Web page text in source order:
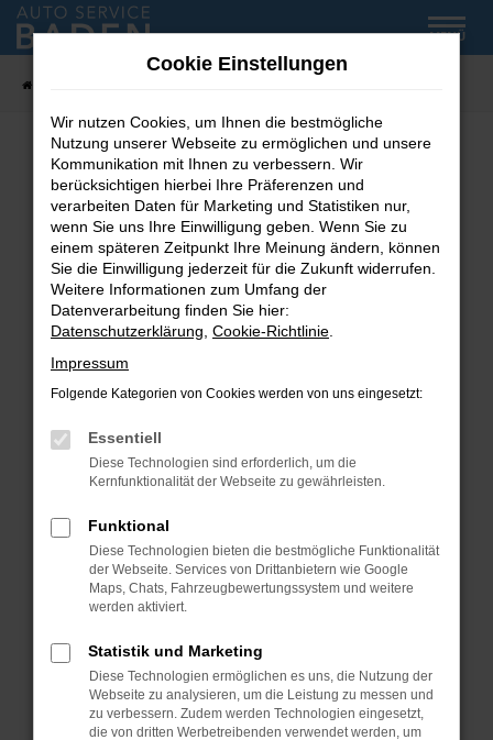
Zum
Hauptinhalt
MENÜ
Fehler: Network Error
Beim Laden ist ein Fehler aufgetreten.
Hier sind ein paar Tipps, die dir helfen können:
Überprüfe deine Firewall und deine
Internetverbindung.
Laden andere Webseiten, zum Beispiel deine
Suchmaschine?
Prüfe deine Browsererweiterungen.
können das Laden bestimmter Seiten
verhindern. Funktioniert die Seite in einem
Fenster?
Starte dein Gerät neu.
Das kann manchmal helfen, vorübergehende
Probleme zu beheben.
Betriebssystem auf dem neuesten Stand
sind.
Veraltete Software birgt nicht nur ein
Sicherheitsrisiko, sondern kann auch dazu
Cookie Einstellungen
Wir nutzen Cookies, um Ihnen die bestmögliche
Nutzung unserer Webseite zu ermöglichen und unsere
Kommunikation mit Ihnen zu verbessern. Wir
berücksichtigen hierbei Ihre Präferenzen und
verarbeiten Daten für Marketing und Statistiken nur,
wenn Sie uns Ihre Einwilligung geben. Wenn Sie zu
einem späteren Zeitpunkt Ihre Meinung ändern, können
Sie die Einwilligung jederzeit für die Zukunft widerrufen.
Weitere Informationen zum Umfang der
Datenverarbeitung finden Sie hier:
Datenschutzerklärung Cookie-Richtlinie
Impressum
Folgende Kategorien von Cookies werden von uns eingesetzt:
Essentiell
Diese Technologien sind erforderlich, um die
Kernfunktionalität der Webseite zu gewährleisten.
Funktional
Diese Technologien bieten die bestmögliche Funktionalität
der Webseite. Services von Drittanbietern wie Google
Maps, Chats, Fahrzeugbewertungssystem und weitere
werden aktiviert.
Statistik und Marketing
Diese Technologien ermöglichen es uns, die Nutzung der
Webseite zu analysieren, um die Leistung zu messen und
zu verbessern. Zudem werden Technologien eingesetzt,
die von dritten Werbetreibenden verwendet werden, um